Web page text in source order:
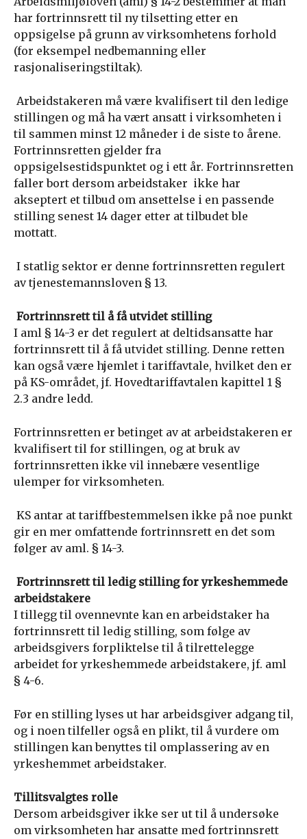
har fortrinnsrett til ny tilsetting etter en
oppsigelse på grunn av virksomhetens forhold
(for eksempel nedbemanning eller
rasjonaliseringstiltak).
Arbeidstakeren må være kvalifisert til den ledige
stillingen og må ha vært ansatt i virksomheten i
til sammen minst 12 måneder i de siste to årene.
Fortrinnsretten gjelder fra
oppsigelsestidspunktet og i ett år. Fortrinnsretten
faller bort dersom arbeidstaker ikke har
akseptert et tilbud om ansettelse i en passende
stilling senest 14 dager etter at tilbudet ble
mottatt.
I statlig sektor er denne fortrinnsretten regulert
av tjenestemannsloven § 13.
Fortrinnsrett til å få utvidet stilling
I aml § 14-3 er det regulert at deltidsansatte har
fortrinnsrett til å få utvidet stilling. Denne retten
kan også være hjemlet i tariffavtale, hvilket den er
på KS-området, jf. Hovedtariffavtalen kapittel 1 §
2.3 andre ledd.
Fortrinnsretten er betinget av at arbeidstakeren er
kvalifisert til for stillingen, og at bruk av
fortrinnsretten ikke vil innebære vesentlige
ulemper for virksomheten.
KS antar at tariffbestemmelsen ikke på noe punkt
gir en mer omfattende fortrinnsrett en det som
følger av aml. § 14-3.
Fortrinnsrett til ledig stilling for yrkeshemmede
arbeidstakere
I tillegg til ovennevnte kan en arbeidstaker ha
fortrinnsrett til ledig stilling, som følge av
arbeidsgivers forpliktelse til å tilrettelegge
arbeidet for yrkeshemmede arbeidstakere, jf. aml
§ 4-6.
Før en stilling lyses ut har arbeidsgiver adgang til,
og i noen tilfeller også en plikt, til å vurdere om
stillingen kan benyttes til omplassering av en
yrkeshemmet arbeidstaker.
Tillitsvalgtes rolle
Dersom arbeidsgiver ikke ser ut til å undersøke
om virksomheten har ansatte med fortrinnsrett